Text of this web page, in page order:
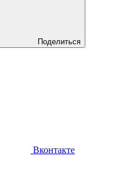
Поделиться
Вконтакте